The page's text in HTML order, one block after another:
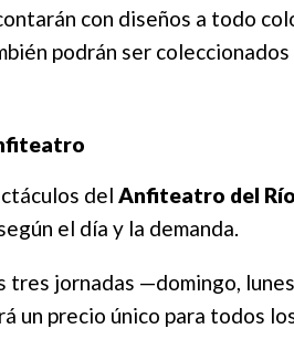
con diseños a todo
podrán ser
del Anfiteatro del
el día y la demanda.
tres jornadas —domingo,
un precio único para todos